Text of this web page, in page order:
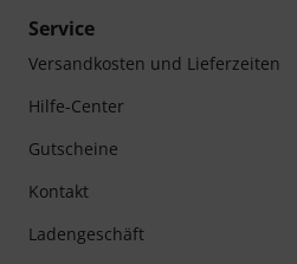
Service
Versandkosten und Lieferzeiten
Hilfe-Center
Gutscheine
Kontakt
Ladengeschäft